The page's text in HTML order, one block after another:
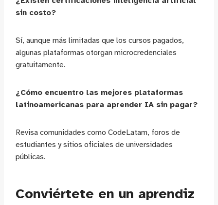
sin costo?
Sí, aunque más limitadas que los cursos pagados,
algunas plataformas otorgan microcredenciales
gratuitamente.
¿Cómo encuentro las mejores plataformas
latinoamericanas para aprender IA sin pagar?
Revisa comunidades como CodeLatam, foros de
estudiantes y sitios oficiales de universidades
públicas.
Conviértete en un aprendiz